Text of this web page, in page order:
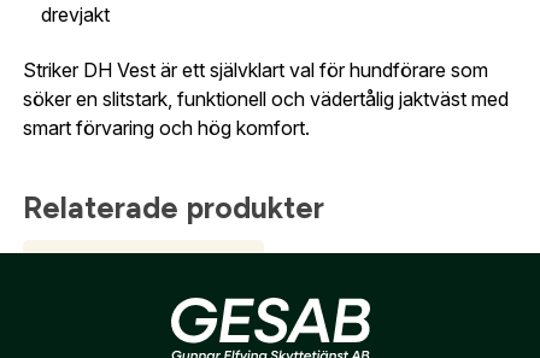
drevjakt
Striker DH Vest är ett självklart val för hundförare som
söker en slitstark, funktionell och vädertålig jaktväst med
smart förvaring och hög komfort.
Relaterade produkter